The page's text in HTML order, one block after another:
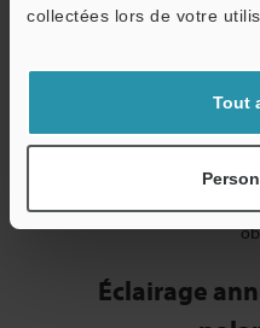
collectées lors de votre
Tout
La lumière est réfléchie de
profil de la cible. L’état de
Éclairage